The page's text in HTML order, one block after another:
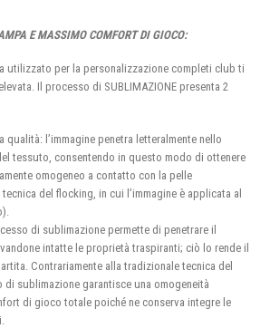
E MASSIMO COMFORT DI GIOCO:
utilizzato per la personalizzazione completi club ti
Il processo di SUBLIMAZIONE presenta 2
qualità: l’immagine penetra letteralmente nello
tessuto, consentendo in questo modo di ottenere
omogeneo a contatto con la pelle
del flocking, in cui l’immagine è applicata al
di sublimazione permette di penetrare il
intatte le proprietà traspiranti; ciò lo rende il
Contrariamente alla tradizionale tecnica del
sublimazione garantisce una omogeneità
di gioco totale poiché ne conserva integre le